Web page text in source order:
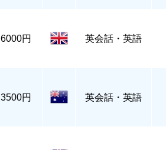
6000円 英会話・英語
3500円 英会話・英語